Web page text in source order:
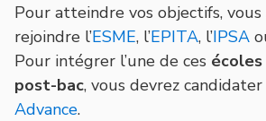
Pour atteindre vos objectifs, vous
rejoindre l’ESME, l’EPITA, l’IPSA
Pour intégrer l’une de ces écoles
post-bac, vous devrez
Advance.